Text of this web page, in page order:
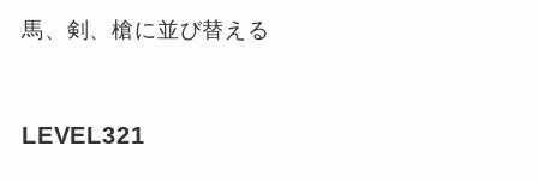
馬、剣、槍に並び替える
LEVEL321